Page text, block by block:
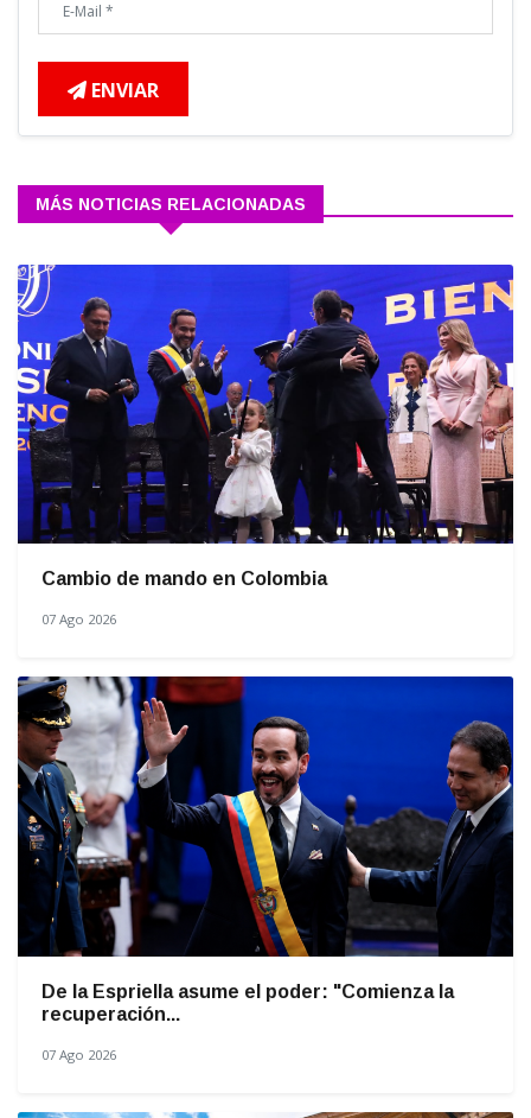
ENVIAR
MÁS NOTICIAS RELACIONADAS
Cambio de mando en Colombia
07 Ago 2026
De la Espriella asume el poder: "Comienza la
recuperación...
07 Ago 2026